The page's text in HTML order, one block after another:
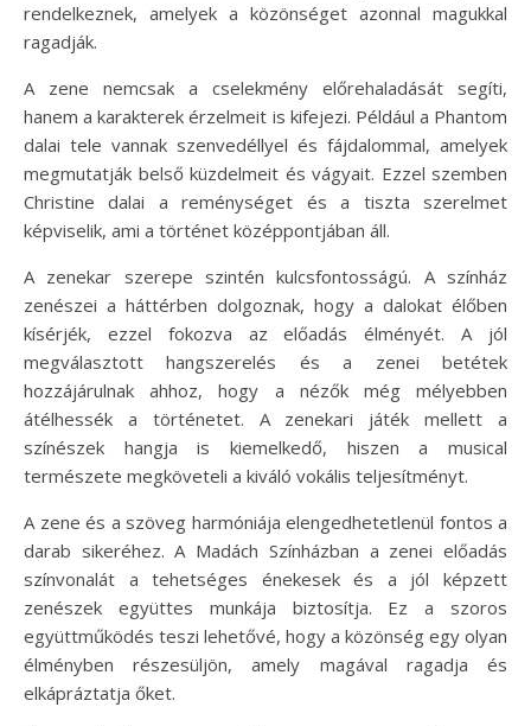
rendelkeznek, amelyek a közönséget azonnal magukkal
ragadják.
A zene nemcsak a cselekmény előrehaladását segíti,
hanem a karakterek érzelmeit is kifejezi. Például a Phantom
dalai tele vannak szenvedéllyel és fájdalommal, amelyek
megmutatják belső küzdelmeit és vágyait. Ezzel szemben
Christine dalai a reménységet és a tiszta szerelmet
képviselik, ami a történet középpontjában áll.
A zenekar szerepe szintén kulcsfontosságú. A színház
zenészei a háttérben dolgoznak, hogy a dalokat élőben
kísérjék, ezzel fokozva az előadás élményét. A jól
megválasztott hangszerelés és a zenei betétek
hozzájárulnak ahhoz, hogy a nézők még mélyebben
átélhessék a történetet. A zenekari játék mellett a
színészek hangja is kiemelkedő, hiszen a musical
természete megköveteli a kiváló vokális teljesítményt.
A zene és a szöveg harmóniája elengedhetetlenül fontos a
darab sikeréhez. A Madách Színházban a zenei előadás
színvonalát a tehetséges énekesek és a jól képzett
zenészek együttes munkája biztosítja. Ez a szoros
együttműködés teszi lehetővé, hogy a közönség egy olyan
élményben részesüljön, amely magával ragadja és
elkápráztatja őket.